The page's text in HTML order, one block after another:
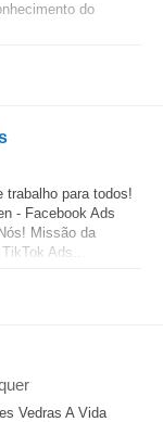
do
trabalho para todos!
- Facebook Ads
Missão da
Ads...
Vedras A Vida